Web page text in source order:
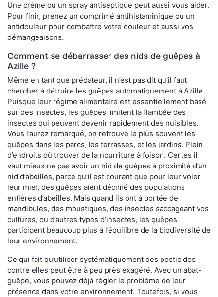
Une crème ou un spray antiseptique peut aussi vous aider.
Pour finir, prenez un comprimé antihistaminique ou un
antidouleur pour combattre votre douleur et aussi vos
démangeaisons.
Comment se débarrasser des nids de guêpes à
Azille ?
Même en tant que prédateur, il n’est pas dit qu’il faut
chercher à détruire les guêpes automatiquement à Azille.
Puisque leur régime alimentaire est essentiellement basé
sur des insectes, les guêpes limitent la flambée des
insectes qui peuvent devenir rapidement des nuisibles.
Vous l’aurez remarqué, on retrouve le plus souvent les
guêpes dans les parcs, les terrasses, et les jardins. Plein
d’endroits où trouver de la nourriture à foison. Certes il
vaut mieux ne pas avoir un nid de guêpes à proximité d’un
nid d’abeilles, parce qu’il est courant que pour leur voler
leur miel, des guêpes aient décimé des populations
entières d’abeilles. Mais quand ils ont à portée de
mandibules, des moustiques, des insectes saccageant vos
cultures, ou d’autres types d’insectes, les guêpes
participent beaucoup plus à l’équilibre de la biodiversité de
leur environnement.
Ce qui fait qu’utiliser systématiquement des pesticides
contre elles peut être à peu près exagéré. Avec un abat-
guêpe, vous pouvez déjà régler le problème de leur
présence dans votre environnement. Toutefois, si vous